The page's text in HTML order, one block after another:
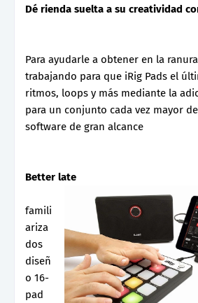
Dé rienda suelta a su creatividad
Para ayudarle a obtener en la
trabajando para que iRig Pads el
ritmos, loops y más mediante la
para un conjunto cada vez mayor
software de gran alcance
Better late
famili
ariza
dos
diseñ
o 16-
pad